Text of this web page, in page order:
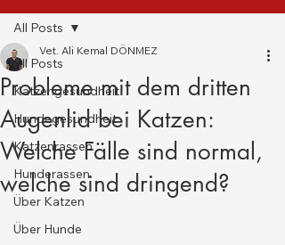
All Posts
Katzengesundheit
Hundegesundheit
Katzenrassen
Hunderassen
Über Katzen
Über Hunde
All Posts
Probleme mit dem dritten
Augenlid bei Katzen:
Welche Fälle sind normal,
welche sind dringend?
Vet. Ali Kemal DÖNMEZ